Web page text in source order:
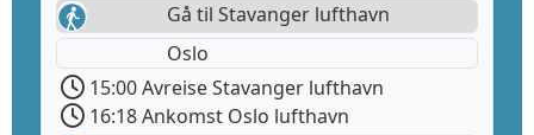
Gå til Stavanger lufthavn
Oslo
15:00 Avreise Stavanger lufthavn
16:18 Ankomst Oslo lufthavn